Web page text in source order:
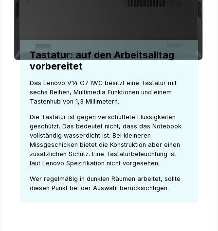
Tastatur: auf den Arbeitsalltag
vorbereitet
Das Lenovo V14 G7 IWC besitzt eine Tastatur mit
sechs Reihen, Multimedia Funktionen und einem
Tastenhub von 1,3 Millimetern.
Die Tastatur ist gegen verschüttete Flüssigkeiten
geschützt. Das bedeutet nicht, dass das Notebook
vollständig wasserdicht ist. Bei kleineren
Missgeschicken bietet die Konstruktion aber einen
zusätzlichen Schutz. Eine Tastaturbeleuchtung ist
laut Lenovo Spezifikation nicht vorgesehen.
Wer regelmäßig in dunklen Räumen arbeitet, sollte
diesen Punkt bei der Auswahl berücksichtigen.